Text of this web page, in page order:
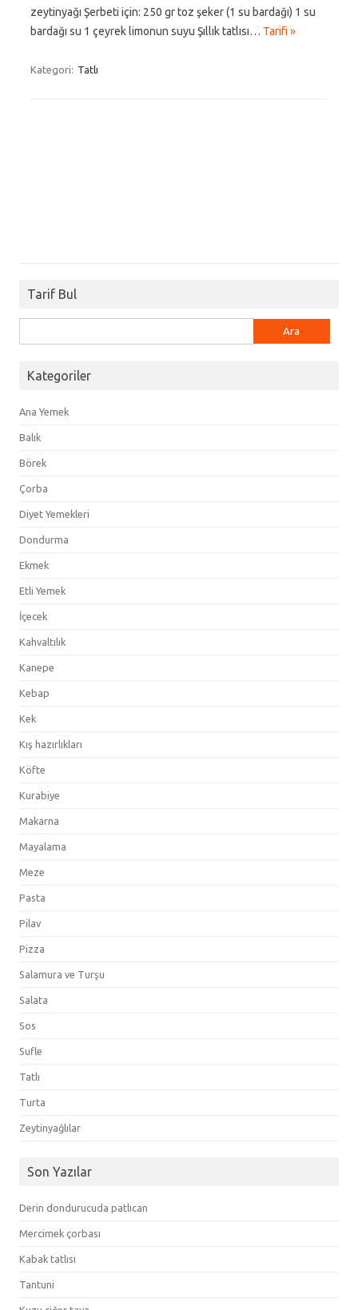
zeytinyağı Şerbeti için: 250 gr toz şeker (1 su bardağı) 1 su
bardağı su 1 çeyrek limonun suyu Şıllık tatlısı… Tarifi »
Kategori: Tatlı
Tarif Bul
Kategoriler
Ana Yemek
Balık
Börek
Çorba
Diyet Yemekleri
Dondurma
Ekmek
Etli Yemek
İçecek
Kahvaltılık
Kanepe
Kebap
Kek
Kış hazırlıkları
Köfte
Kurabiye
Makarna
Mayalama
Meze
Pasta
Pilav
Pizza
Salamura ve Turşu
Salata
Sos
Sufle
Tatlı
Turta
Zeytinyağlılar
Son Yazılar
Derin dondurucuda patlıcan
Mercimek çorbası
Kabak tatlısı
Tantuni